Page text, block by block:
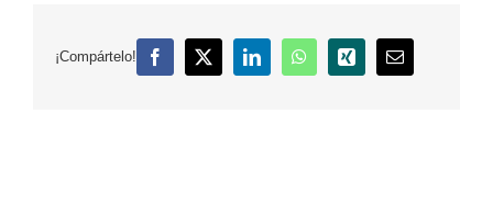
¡Compártelo! Facebook
X LinkedInWhatsApp
Xing
Correo
electrónico